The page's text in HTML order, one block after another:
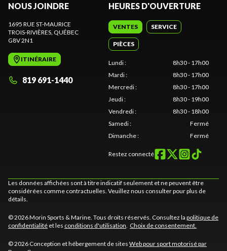
NOUS JOINDRE
1695 RUE ST-MAURICE
TROIS-RIVIÈRES , QUÉBEC
G8V 2N1
ITINÉRAIRE
819 691-1440
HEURES D'OUVERTURE
VENTES SERVICE
PIÈCES
Lundi:
8h30 - 17h00
Mardi:
8h30 - 17h00
Mercredi:
8h30 - 17h00
Jeudi:
8h30 - 19h00
Vendredi:
8h30 - 18h00
Samedi:
Fermé
Dimanche: Fermé
Restez connecté
Les données affichées sont à titre indicatif seulement et ne peuvent être
considérées comme contractuelles. Veuillez nous consulter pour plus de
détails.
© 2026 Morin Sports & Marine. Tous droits réservés. Consultez la politique de
confidentialité et les conditions d'utilisation Choix de consentement.
© 2026 Conception et hébergement de sites Web pour sport motorisé par